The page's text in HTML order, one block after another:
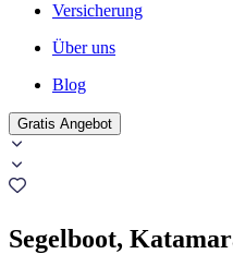
Versicherung
Über uns
Blog
Gratis Angebot
Segelboot,